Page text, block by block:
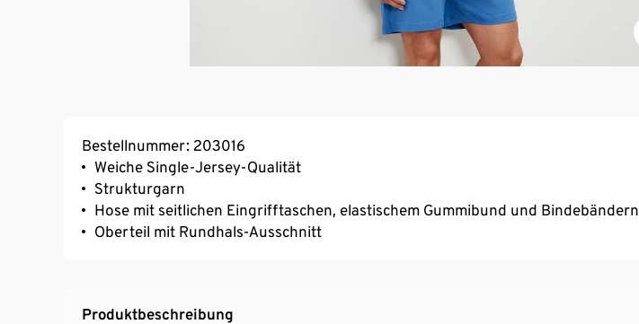
Bestellnummer: 203016
Weiche Single-Jersey-Qualität
Strukturgarn
Hose mit seitlichen Eingrifftaschen, elastischem Gummibund und Bindebändern
Oberteil mit Rundhals-Ausschnitt
Produktbeschreibung